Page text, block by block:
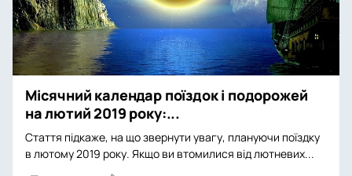
Місячний календар поїздок і подорожей
на лютий 2019 року:...
Стаття підкаже, на що звернути увагу, плануючи поїздку
в лютому 2019 року. Якщо ви втомилися від лютневих...